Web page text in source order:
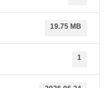
19.75 MB
1